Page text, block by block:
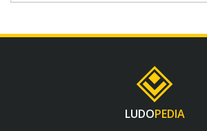
LUDOPEDIA